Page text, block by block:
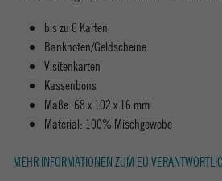
bis zu 6 Karten
Banknoten/Geldscheine
Visitenkarten
Kassenbons
Maße: 68 x 102 x 16 mm
Material: 100% Mischgewebe
MEHR INFORMATIONEN ZUM EU